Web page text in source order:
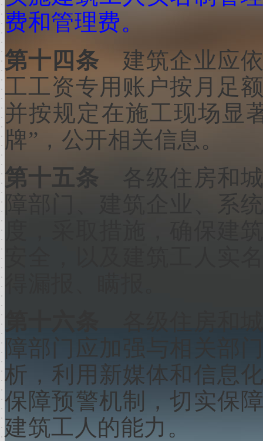
费和管理费。
第十四条 建筑企业应
工工资专用账户按月足
并按规定在施工现场显
牌”，公开相关信息。
第十五条
各级住房和
障部门、建筑企业、系
障部门应加强与相关部
析，利用新媒体和信息
保障预警机制，切实保
建筑工人的能力。